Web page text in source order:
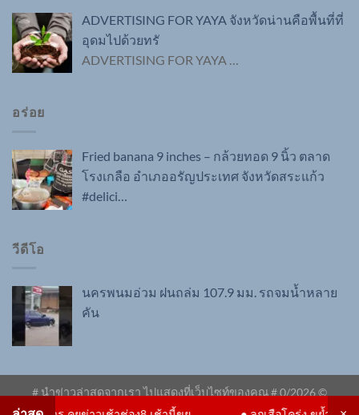
ADVERTISING FOR YAYA จังหวัดน่านคือพื้นที่ที่
อุดมไปด้วยทรั
ADVERTISING FOR YAYA
อร่อย
Fried banana 9 inches – กล้วยทอด 9 นิ้ว ตลาด
โรงเกลือ อำเภออรัญประเทศ จังหวัดสระแก้ว
#delici…
วีดีโอ
นครพนมอ่วม ฝนถล่ม 107.9 มม. รถจมน้ำหลาย
คัน
# นำข่าวล่าสุดจากเรา ไปแสดงที่เว็บไซท์ของคุณ #0/2026 ©
ด่วน.com